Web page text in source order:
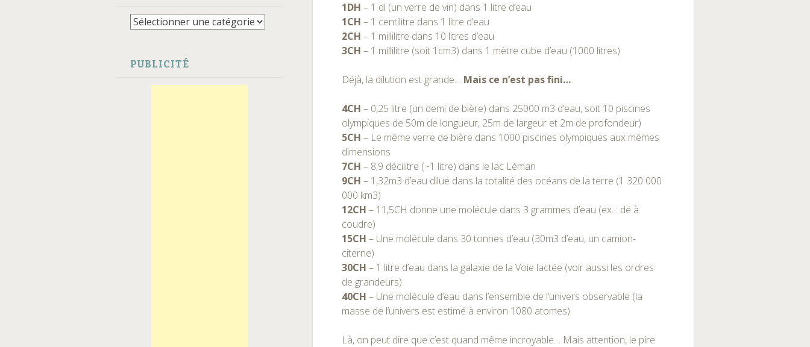
Catégories
PUBLICITÉ
1DH – 1 dl (un verre de vin) dans 1 litre d’eau
1CH– 1 centilitre dans 1 litre d’eau
2CH – 1 millilitre dans 10 litres d’eau
3CH – 1 millilitre (soit 1cm3) dans 1 mètre cube d’eau (1000 litres)
Déjà, la dilution est grande… Mais ce n’est pas fini…
4CH– 0,25 litre (un demi de bière) dans 25000 m3 d’eau, soit 10 piscines
olympiques de 50m de longueur, 25m de largeur et 2m de profondeur)
5CH – Le même verre de bière dans 1000 piscines olympiques aux mêmes
dimensions
7CH – 8,9 décilitre (~1 litre) dans le lac Léman
9CH – 1,32m3 d’eau dilué dans la totalité des océans de la terre (1 320 000
000 km3)
12CH – 11,5CH donne une molécule dans 3 grammes d’eau (ex. : dé à
coudre)
15CH – Une molécule dans 30 tonnes d’eau (30m3 d’eau, un camion-
citerne)
30CH – 1 litre d’eau dans la galaxie de la Voie lactée (voir aussi les ordres
de grandeurs)
40CH – Une molécule d’eau dans l’ensemble de l’univers observable (la
masse de l’univers est estimé à environ 1080 atomes)
Là, on peut dire que c’est quand même incroyable… Mais attention, le pire